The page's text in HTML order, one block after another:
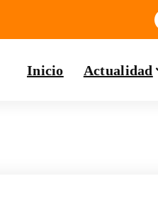
Inicio Actualidad